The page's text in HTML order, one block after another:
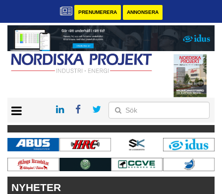
PRENUMERERA ANNONSERA
KONTAKT
VÅRA ANDRA MAGASIN
PRENUMERERA
ANNONSERA
NYHETER